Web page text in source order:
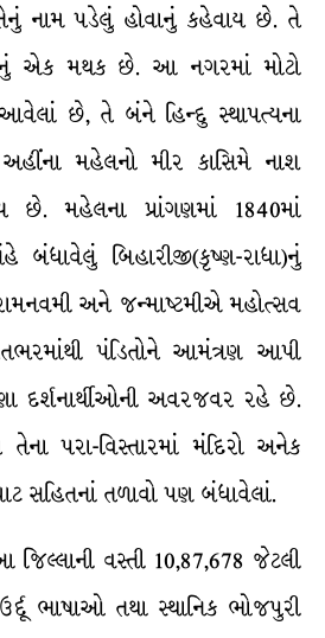
નામ પડેલું હોવાનું કહેવાય છે. તે
એક મથક છે. આ નગરમાં મોટો
છે, તે બંને હિન્દુ સ્થાપત્યના
મહેલનો મીર કાસિમે નાશ
છે. મહેલના પ્રાંગણમાં 1840માં
બંધાવેલું બિહારીજી(કૃષ્ણ-રાધા)નું
અને જન્માષ્ટમીએ મહોત્સવ
પંડિતોને આમંત્રણ આપી
દર્શનાર્થીઓની અવરજવર રહે છે.
પરા-વિસ્તારમાં મંદિરો અનેક
સહિતનાં તળાવો પણ બંધાવેલાં.
વસ્તી 10,87,678 જેટલી
ભાષાઓ તથા સ્થાનિક ભોજપુરી